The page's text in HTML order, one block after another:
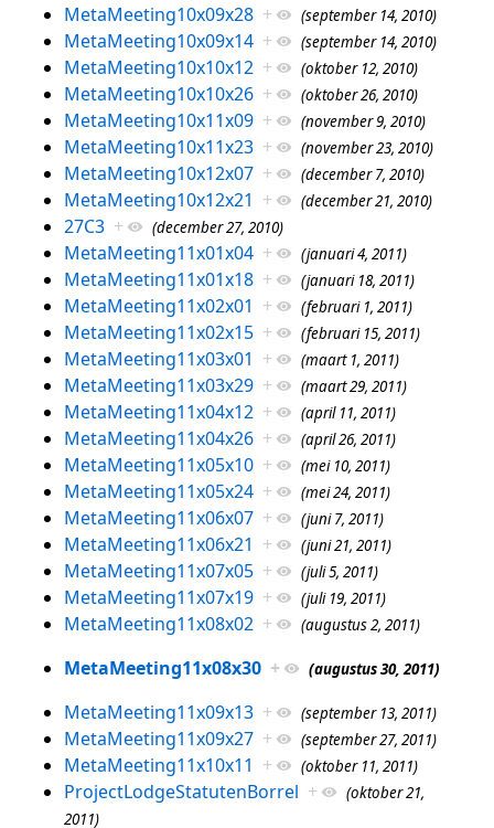
MetaMeeting10x09x28 + (september 14, 2010)
MetaMeeting10x09x14 + (september 14, 2010)
MetaMeeting10x10x12 + (oktober 12, 2010)
MetaMeeting10x10x26 + (oktober 26, 2010)
MetaMeeting10x11x09 + (november 9, 2010)
MetaMeeting10x11x23 + (november 23, 2010)
MetaMeeting10x12x07 + (december 7, 2010)
MetaMeeting10x12x21 + (december 21, 2010)
27C3 + (december 27, 2010)
MetaMeeting11x01x04 + (januari 4, 2011)
MetaMeeting11x01x18 + (januari 18, 2011)
MetaMeeting11x02x01 + (februari 1, 2011)
MetaMeeting11x02x15 + (februari 15, 2011)
MetaMeeting11x03x01 + (maart 1, 2011)
MetaMeeting11x03x29 + (maart 29, 2011)
MetaMeeting11x04x12 + (april 11, 2011)
MetaMeeting11x04x26 + (april 26, 2011)
MetaMeeting11x05x10 + (mei 10, 2011)
MetaMeeting11x05x24 + (mei 24, 2011)
MetaMeeting11x06x07 + (juni 7, 2011)
MetaMeeting11x06x21 + (juni 21, 2011)
MetaMeeting11x07x05 + (juli 5, 2011)
MetaMeeting11x07x19 + (juli 19, 2011)
MetaMeeting11x08x02 + (augustus 2, 2011)
MetaMeeting11x08x30 + (augustus 30, 2011)
MetaMeeting11x09x13 + (september 13, 2011)
MetaMeeting11x09x27 + (september 27, 2011)
MetaMeeting11x10x11 + (oktober 11, 2011)
ProjectLodgeStatutenBorrel +
(oktober 21,
2011)